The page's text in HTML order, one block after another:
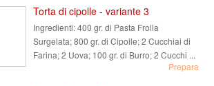
Torta di cipolle - variante 3
Ingredienti:400 gr. di Pasta Frolla
Surgelata; 800 gr. di Cipolle; 2 Cucchiai di
Farina; 2 Uova; 100 gr. di Burro; 2 Cucchi ...
Prepara